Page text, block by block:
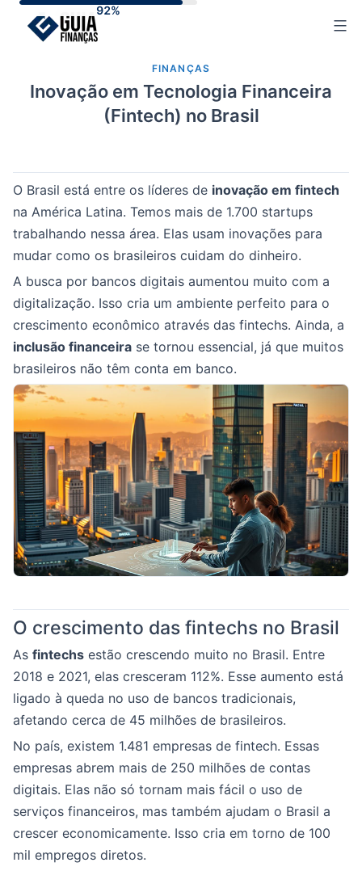
FINANÇAS
Inovação em Tecnologia Financeira
(Fintech) no Brasil
O Brasil está entre os líderes de inovação em fintech
na América Latina. Temos mais de 1.700 startups
trabalhando nessa área. Elas usam inovações para
mudar como os brasileiros cuidam do dinheiro.
A busca por bancos digitais aumentou muito com a
digitalização. Isso cria um ambiente perfeito para o
crescimento econômico através das fintechs. Ainda, a
inclusão financeira se tornou essencial, já que muitos
brasileiros não têm conta em banco.
O crescimento das fintechs no Brasil
As fintechs estão crescendo muito no Brasil. Entre
2018 e 2021, elas cresceram 112%. Esse aumento está
ligado à queda no uso de bancos tradicionais,
afetando cerca de 45 milhões de brasileiros.
No país, existem 1.481 empresas de fintech. Essas
empresas abrem mais de 250 milhões de contas
digitais. Elas não só tornam mais fácil o uso de
serviços financeiros, mas também ajudam o Brasil a
crescer economicamente. Isso cria em torno de 100
mil empregos diretos.